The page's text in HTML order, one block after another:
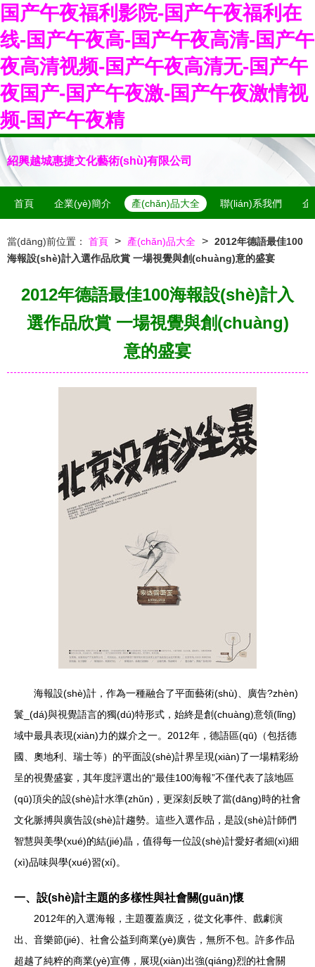
国产午夜福利影院-国产午夜福利在
线-国产午夜高-国产午夜高清-国产午
夜高清视频-国产午夜高清无-国产午
夜国产-国产午夜激-国产午夜激情视
频-国产午夜精
紹興越城惠捷文化藝術(shù)有限公司
首頁 企業(yè)簡介 產(chǎn)品大全 聯(lián)系我們 企
當(dāng)前位置： 首頁 > 產(chǎn)品大全 > 2012年德語最佳100
海報設(shè)計入選作品欣賞 一場視覺與創(chuàng)意的盛宴
2012年德語最佳100海報設(shè)計入
選作品欣賞 一場視覺與創(chuàng)
意的盛宴
海報設(shè)計，作為一種融合了平面藝術(shù)、廣告?zhèn)
鬟_(dá)與視覺語言的獨(dú)特形式，始終是創(chuàng)意領(lǐng)
域中最具表現(xiàn)力的媒介之一。2012年，德語區(qū)（包括德
國、奧地利、瑞士等）的平面設(shè)計界呈現(xiàn)了一場精彩紛
呈的視覺盛宴，其年度評選出的“最佳100海報”不僅代表了該地區
(qū)頂尖的設(shè)計水準(zhǔn)，更深刻反映了當(dāng)時的社會
文化脈搏與廣告設(shè)計趨勢。這些入選作品，是設(shè)計師們
智慧與美學(xué)的結(jié)晶，值得每一位設(shè)計愛好者細(xì)細
(xì)品味與學(xué)習(xí)。
一、設(shè)計主題的多樣性與社會關(guān)懷
2012年的入選海報，主題覆蓋廣泛，從文化事件、戲劇演
出、音樂節(jié)、社會公益到商業(yè)廣告，無所不包。許多作品
超越了純粹的商業(yè)宣傳，展現(xiàn)出強(qiáng)烈的社會關